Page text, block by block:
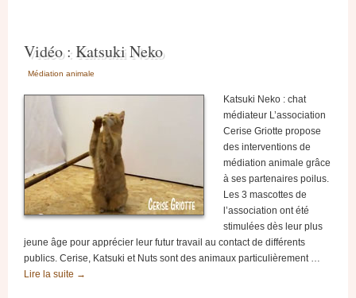
Vidéo : Katsuki Neko
Médiation animale
Katsuki Neko : chat
médiateur L’association
Cerise Griotte propose
des interventions de
médiation animale grâce
à ses partenaires poilus.
Les 3 mascottes de
l’association ont été
stimulées dès leur plus
jeune âge pour apprécier leur futur travail au contact de différents
publics. Cerise, Katsuki et Nuts sont des animaux particulièrement …
Lire la suite →